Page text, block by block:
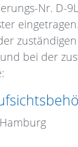
Nr. D-
zuständigen
bei der